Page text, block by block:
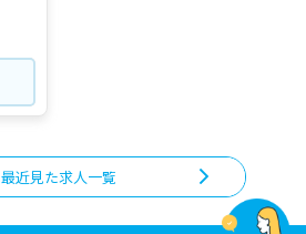
最近見た求人一覧